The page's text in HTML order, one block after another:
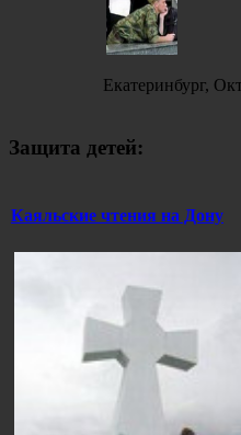
Екатеринбург,
Защита детей:
Каяльские чтения на Дону